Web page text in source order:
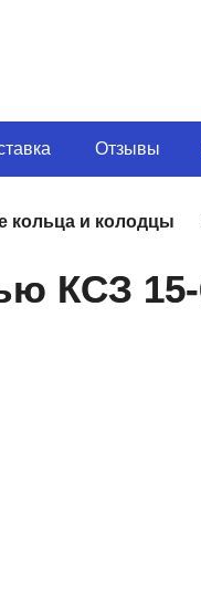
Отзывы
кольца и колодцы
КСЗ